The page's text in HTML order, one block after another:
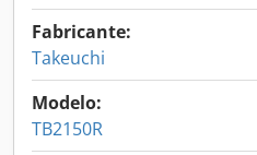
Fabricante:
Takeuchi
Modelo:
TB2150R